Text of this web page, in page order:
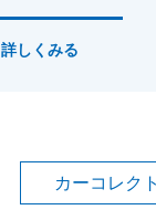
詳しくみる
カーコレク